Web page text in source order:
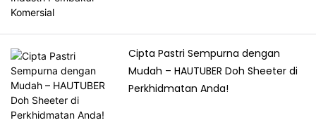
membolehkan setiap
bahan digunakan
sepenuhnya. Teknologi
penekanan berkelajuan
rendah yang inovatif
berkesan mengurangkan
penjanaan haba dan
makaron halus atau beg
Eropah yang tebal, ia boleh
mencapai kesan
pembakaran yang
Cipta Pastri Sempurna dengan
Mudah – HAUTUBER Doh Sheeter di
Perkhidmatan Anda!